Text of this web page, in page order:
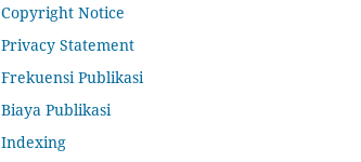
Copyright Notice
Privacy Statement
Frekuensi Publikasi
Biaya Publikasi
Indexing